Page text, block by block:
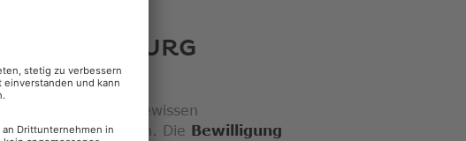
SALZBURG
leben, haben unter gewissen
zu beantragen. Die Bewilligung